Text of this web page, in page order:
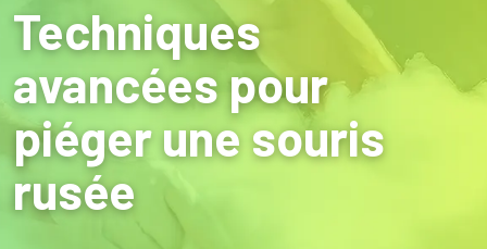
Techniques
avancées pour
piéger une souris
rusée